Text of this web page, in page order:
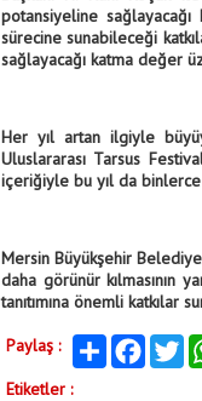
potansiyeline
sürecine sunabileceği
sağlayacağı katma değer
Her yıl artan ilgiyle
Uluslararası Tarsus
içeriğiyle bu yıl da binlerce
Mersin Büyükşehir
daha görünür kılmasının
tanıtımına önemli katkılar
Paylaş :
Paylaş Facebook
Etiketler :